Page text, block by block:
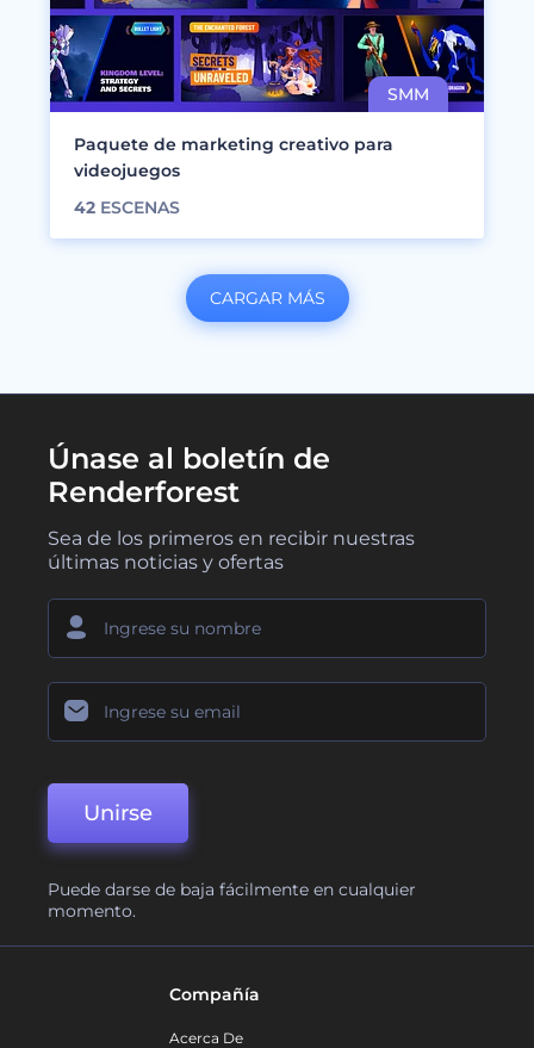
Paquete de marketing creativo para
videojuegos
42 ESCENAS
CARGAR MÁS
Únase al boletín de
Renderforest
Sea de los primeros en recibir nuestras
últimas noticias y ofertas
Unirse
Puede darse de baja fácilmente en cualquier
momento.
Compañía
Acerca De